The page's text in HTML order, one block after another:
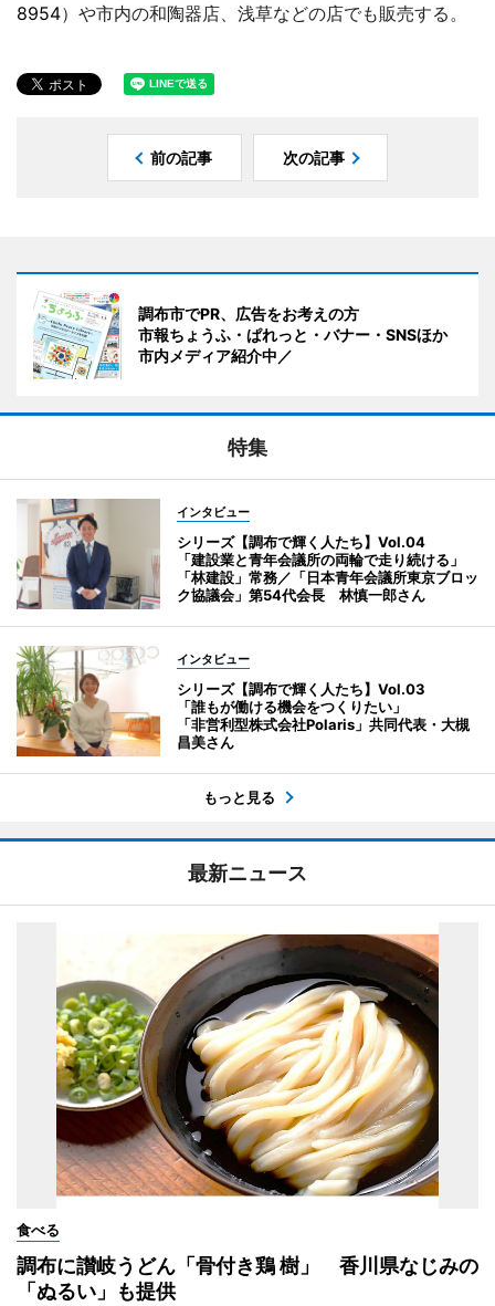
8954）や市内の和陶器店、浅草などの店でも販売する。
前の記事 次の記事
調布市でPR、広告をお考えの方
市報ちょうふ・ぱれっと・バナー・SNSほか
市内メディア紹介中／
特集
インタビュー
シリーズ【調布で輝く人たち】Vol.04
「建設業と青年会議所の両輪で走り続ける」
「林建設」常務／「日本青年会議所東京ブロッ
ク協議会」第54代会長 林慎一郎さん
インタビュー
シリーズ【調布で輝く人たち】Vol.03
「誰もが働ける機会をつくりたい」
「非営利型株式会社Polaris」共同代表・大槻
昌美さん
もっと見る
最新ニュース
食べる
調布に讃岐うどん「骨付き鶏 樹」 香川県なじみの
「ぬるい」も提供